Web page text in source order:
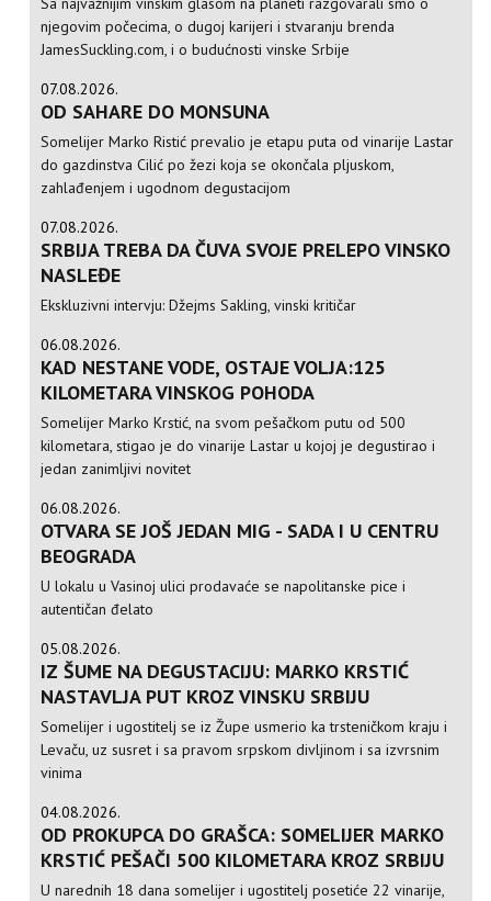
njegovim počecima, o dugoj karijeri i stvaranju brenda
JamesSuckling.com, i o budućnosti vinske Srbije
07.08.2026.
OD SAHARE DO MONSUNA
Somelijer Marko Ristić prevalio je etapu puta od vinarije Lastar
do gazdinstva Cilić po žezi koja se okončala pljuskom,
zahlađenjem i ugodnom degustacijom
07.08.2026.
SRBIJA TREBA DA ČUVA SVOJE PRELEPO VINSKO
NASLEĐE
Ekskluzivni intervju: Džejms Sakling, vinski kritičar
06.08.2026.
KAD NESTANE VODE, OSTAJE VOLJA:125
KILOMETARA VINSKOG POHODA
Somelijer Marko Krstić, na svom pešačkom putu od 500
kilometara, stigao je do vinarije Lastar u kojoj je degustirao i
jedan zanimljivi novitet
06.08.2026.
OTVARA SE JOŠ JEDAN MIG - SADA I U CENTRU
BEOGRADA
U lokalu u Vasinoj ulici prodavaće se napolitanske pice i
autentičan đelato
05.08.2026.
IZ ŠUME NA DEGUSTACIJU: MARKO KRSTIĆ
NASTAVLJA PUT KROZ VINSKU SRBIJU
Somelijer i ugostitelj se iz Župe usmerio ka trsteničkom kraju i
Levaču, uz susret i sa pravom srpskom divljinom i sa izvrsnim
vinima
04.08.2026.
OD PROKUPCA DO GRAŠCA: SOMELIJER MARKO
KRSTIĆ PEŠAČI 500 KILOMETARA KROZ SRBIJU
U narednih 18 dana somelijer i ugostitelj posetiće 22 vinarije,